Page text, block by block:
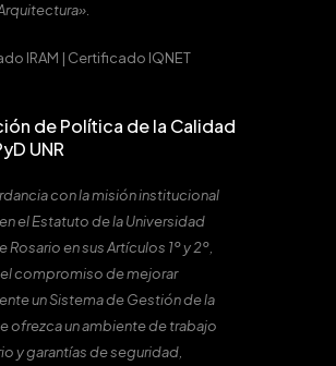
IRAM | Certificado IQNET
de Política de la Calidad
UNR
con la misión institucional
el Estatuto de la Universidad
Rosario en sus Artículos 1º y 2º,
compromiso de mejorar
un Sistema de Gestión de la
ofrezca un ambiente de trabajo
y garantías de seguridad,